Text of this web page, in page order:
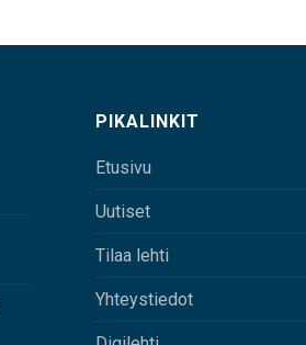
PIKALINKIT
Etusivu
Uutiset
Tilaa lehti
Yhteystiedot